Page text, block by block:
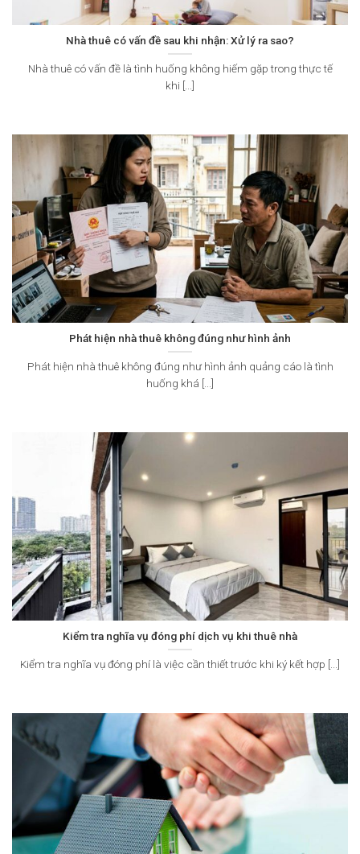
Nhà thuê có vấn đề sau khi nhận: Xử lý ra sao?
Nhà thuê có vấn đề là tình huống không hiếm gặp trong thực tế
khi [...]
Phát hiện nhà thuê không đúng như hình ảnh
Phát hiện nhà thuê không đúng như hình ảnh quảng cáo là tình
huống khá [...]
Kiểm tra nghĩa vụ đóng phí dịch vụ khi thuê nhà
Kiểm tra nghĩa vụ đóng phí là việc cần thiết trước khi ký kết hợp [...]